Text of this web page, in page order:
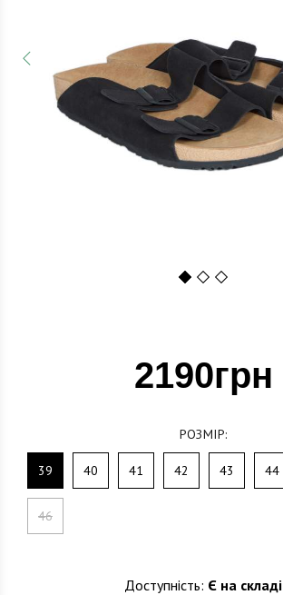
123
2190грн
РОЗМІР:
39 40 41 42 43 44
46
Доступність: Є на складі